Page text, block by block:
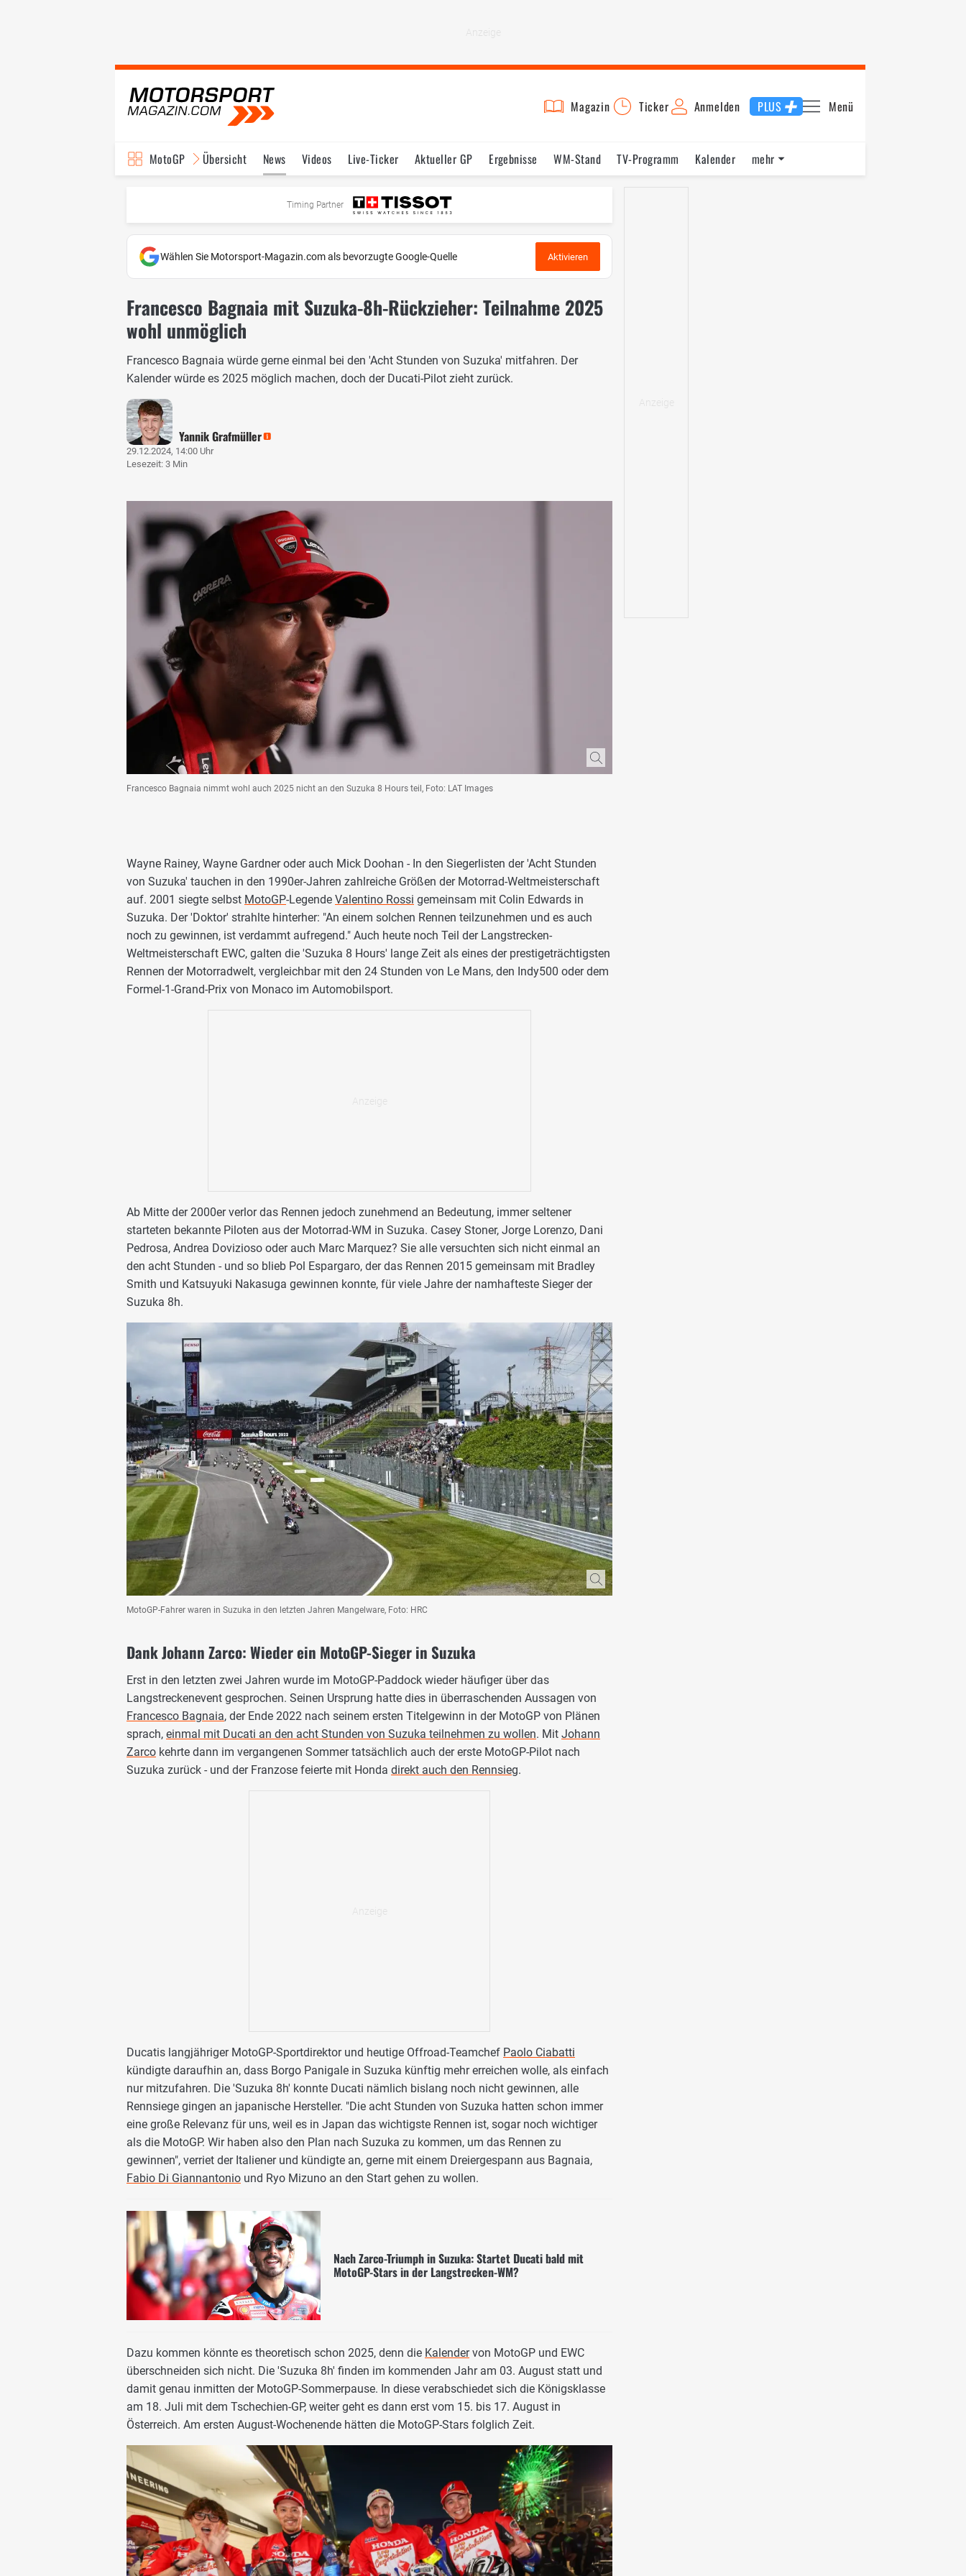
Magazin Ticker Anmelden PLUS Menü
MotoGP Übersicht News Videos Live-Ticker Aktueller GP Ergebnisse WM-Stand TV-Programm
Kalender
Testfahrten Reglement
mehr
Timing Partner
Wählen Sie Motorsport-Magazin.com als bevorzugte Google-Quelle Aktivieren
Francesco Bagnaia mit Suzuka-8h-Rückzieher: Teilnahme 2025
wohl unmöglich
Francesco Bagnaia würde gerne einmal bei den 'Acht Stunden von Suzuka' mitfahren. Der
Kalender würde es 2025 möglich machen, doch der Ducati-Pilot zieht zurück.
Yannik Grafmüller
29.12.2024, 14:00 Uhr
Lesezeit: 3 Min
Francesco Bagnaia nimmt wohl auch 2025 nicht an den Suzuka 8 Hours teil, Foto: LAT Images
Wayne Rainey, Wayne Gardner oder auch Mick Doohan - In den Siegerlisten der 'Acht Stunden
von Suzuka' tauchen in den 1990er-Jahren zahlreiche Größen der Motorrad-Weltmeisterschaft
auf. 2001 siegte selbst MotoGP-Legende Valentino Rossi gemeinsam mit Colin Edwards in
Suzuka. Der 'Doktor' strahlte hinterher: "An einem solchen Rennen teilzunehmen und es auch
noch zu gewinnen, ist verdammt aufregend." Auch heute noch Teil der Langstrecken-
Weltmeisterschaft EWC, galten die 'Suzuka 8 Hours' lange Zeit als eines der prestigeträchtigsten
Rennen der Motorradwelt, vergleichbar mit den 24 Stunden von Le Mans, den Indy500 oder dem
Formel-1-Grand-Prix von Monaco im Automobilsport.
Ab Mitte der 2000er verlor das Rennen jedoch zunehmend an Bedeutung, immer seltener
starteten bekannte Piloten aus der Motorrad-WM in Suzuka. Casey Stoner, Jorge Lorenzo, Dani
Pedrosa, Andrea Dovizioso oder auch Marc Marquez? Sie alle versuchten sich nicht einmal an
den acht Stunden - und so blieb Pol Espargaro, der das Rennen 2015 gemeinsam mit Bradley
Smith und Katsuyuki Nakasuga gewinnen konnte, für viele Jahre der namhafteste Sieger der
Suzuka 8h.
MotoGP-Fahrer waren in Suzuka in den letzten Jahren Mangelware, Foto: HRC
Dank Johann Zarco: Wieder ein MotoGP-Sieger in Suzuka
Erst in den letzten zwei Jahren wurde im MotoGP-Paddock wieder häufiger über das
Langstreckenevent gesprochen. Seinen Ursprung hatte dies in überraschenden Aussagen von
Francesco Bagnaia, der Ende 2022 nach seinem ersten Titelgewinn in der MotoGP von Plänen
sprach, einmal mit Ducati an den acht Stunden von Suzuka teilnehmen zu wollen. Mit Johann
Zarco kehrte dann im vergangenen Sommer tatsächlich auch der erste MotoGP-Pilot nach
Suzuka zurück - und der Franzose feierte mit Honda direkt auch den Rennsieg.
Ducatis langjähriger MotoGP-Sportdirektor und heutige Offroad-Teamchef Paolo Ciabatti
kündigte daraufhin an, dass Borgo Panigale in Suzuka künftig mehr erreichen wolle, als einfach
nur mitzufahren. Die 'Suzuka 8h' konnte Ducati nämlich bislang noch nicht gewinnen, alle
Rennsiege gingen an japanische Hersteller. "Die acht Stunden von Suzuka hatten schon immer
eine große Relevanz für uns, weil es in Japan das wichtigste Rennen ist, sogar noch wichtiger
als die MotoGP. Wir haben also den Plan nach Suzuka zu kommen, um das Rennen zu
gewinnen", verriet der Italiener und kündigte an, gerne mit einem Dreiergespann aus Bagnaia,
Fabio Di Giannantonio und Ryo Mizuno an den Start gehen zu wollen.
Nach Zarco-Triumph in Suzuka: Startet Ducati bald mit
MotoGP-Stars in der Langstrecken-WM?
Dazu kommen könnte es theoretisch schon 2025, denn die Kalendervon MotoGP und EWC
überschneiden sich nicht. Die 'Suzuka 8h' finden im kommenden Jahr am 03. August statt und
damit genau inmitten der MotoGP-Sommerpause. In diese verabschiedet sich die Königsklasse
am 18. Juli mit dem Tschechien-GP, weiter geht es dann erst vom 15. bis 17. August in
Österreich. Am ersten August-Wochenende hätten die MotoGP-Stars folglich Zeit.